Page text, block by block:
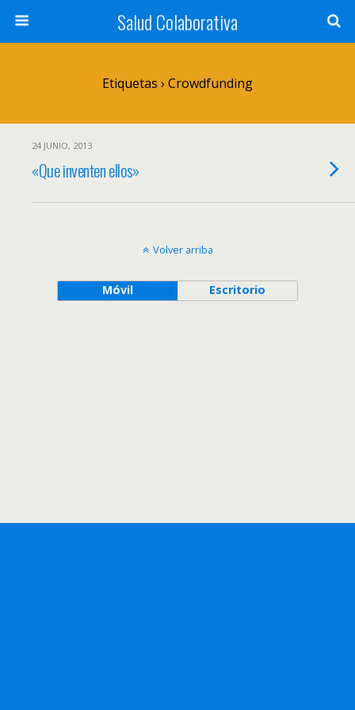
Salud Colaborativa
Etiquetas › Crowdfunding
24 JUNIO, 2013
«Que inventen ellos»
Volver arriba
Móvil Escritorio